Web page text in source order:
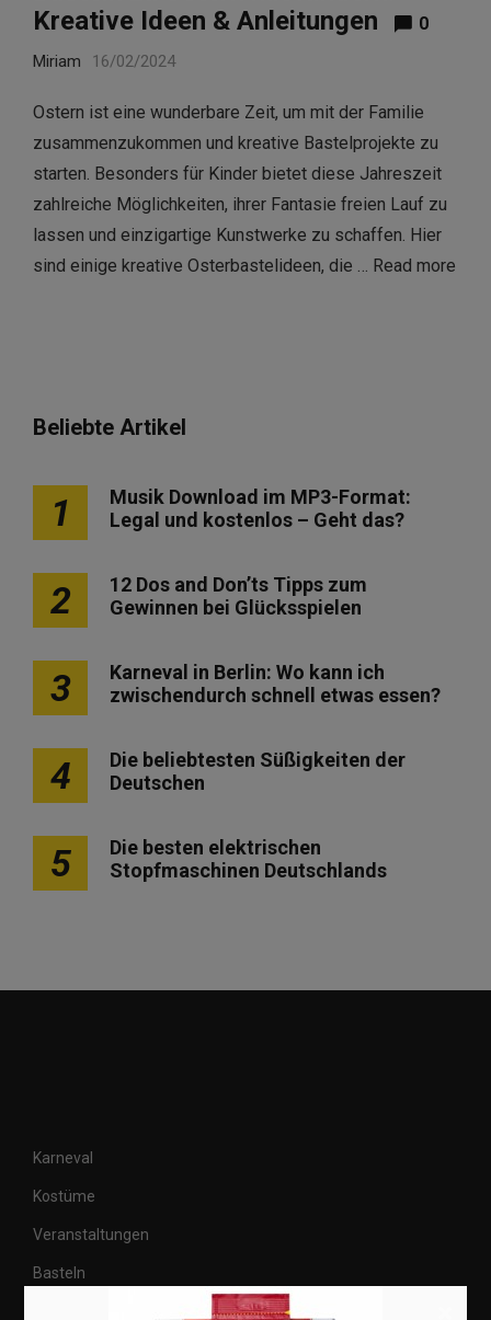
Kreative Ideen & Anleitungen
0
Miriam 16/02/2024
Ostern ist eine wunderbare Zeit, um mit der Familie
zusammenzukommen und kreative Bastelprojekte zu
starten. Besonders für Kinder bietet diese Jahreszeit
zahlreiche Möglichkeiten, ihrer Fantasie freien Lauf zu
lassen und einzigartige Kunstwerke zu schaffen. Hier
sind einige kreative Osterbastelideen, die … Read more
Beliebte Artikel
1
Musik Download im MP3-Format:
Legal und kostenlos – Geht das?
2
12 Dos and Don’ts Tipps zum
Gewinnen bei Glücksspielen
3
Karneval in Berlin: Wo kann ich
zwischendurch schnell etwas essen?
4
Die beliebtesten Süßigkeiten der
Deutschen
5
Die besten elektrischen
Stopfmaschinen Deutschlands
Karneval
Kostüme
Veranstaltungen
Basteln